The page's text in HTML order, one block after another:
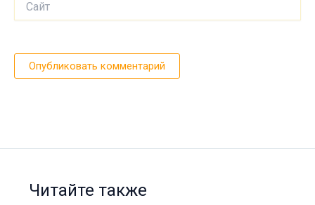
Читайте также